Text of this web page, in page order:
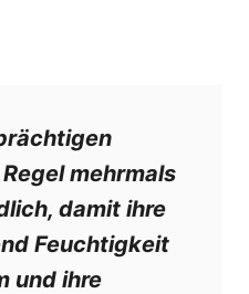
mehrmals
damit ihre
Feuchtigkeit
und ihre